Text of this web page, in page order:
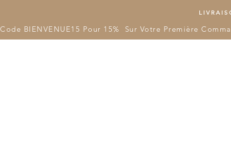
Code BIENVENUE15 Pour 15%  Sur Votre Première